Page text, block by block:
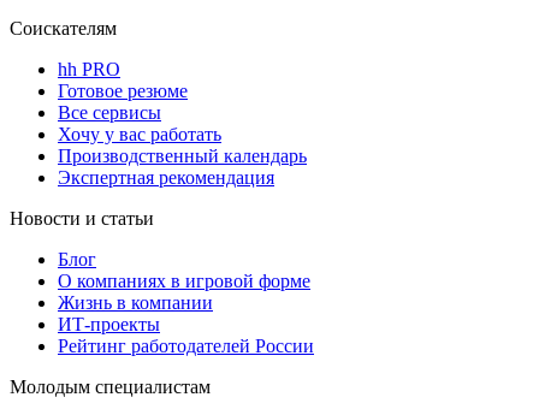
Соискателям
hh PRO
Готовое резюме
Все сервисы
Хочу у вас работать
Производственный календарь
Экспертная рекомендация
Новости и статьи
Блог
О компаниях в игровой форме
Жизнь в компании
ИТ-проекты
Рейтинг работодателей России
Молодым специалистам